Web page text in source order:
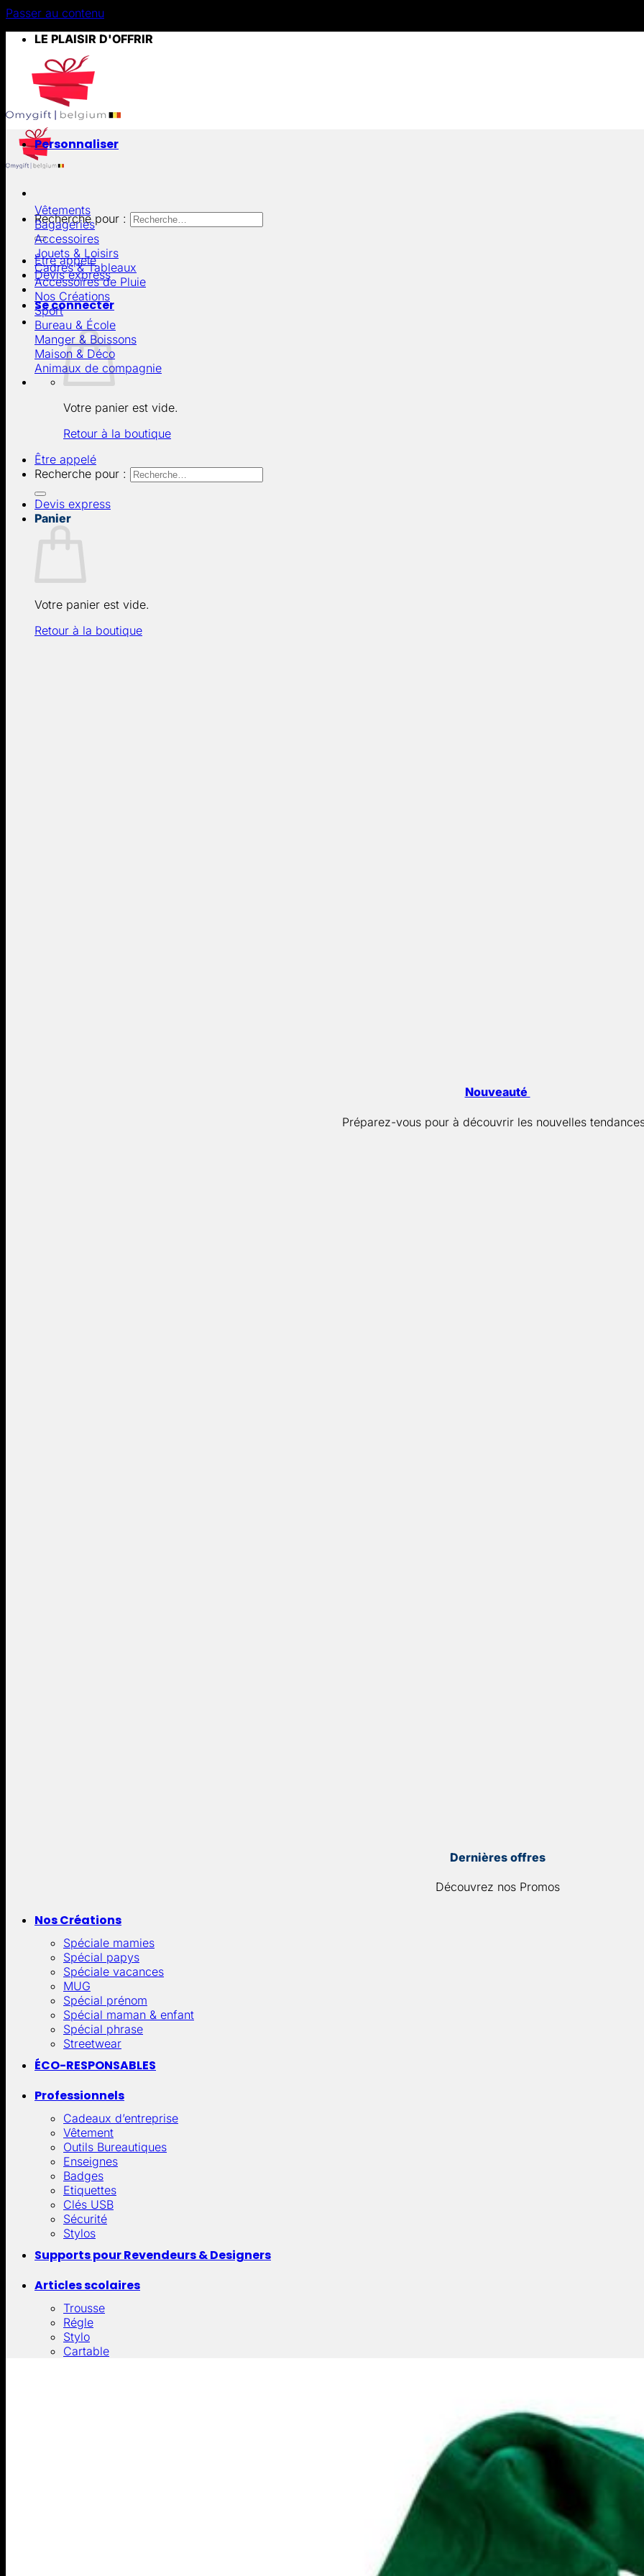
Passer au contenu
LE PLAISIR D'OFFRIR
Recherche pour :
Être appelé
Devis express
Se connecter
Votre panier est vide.
Retour à la boutique
Être appelé
Recherche pour :
Devis express
Panier
Votre panier est vide.
Retour à la boutique
Personnaliser
Vêtements
Bagageries
Accessoires
Jouets & Loisirs
Cadres & Tableaux
Accessoires de Pluie
Nos Créations
Sport
Bureau & École
Manger & Boissons
Maison & Déco
Animaux de compagnie
Nouveauté
Préparez-vous pour à découvrir les nouvelles
Dernières offres
Découvrez nos Promos
Nos Créations
Spéciale mamies
Spécial papys
Spéciale vacances
MUG
Spécial prénom
Spécial maman & enfant
Spécial phrase
Streetwear
ÉCO-RESPONSABLES
Professionnels
Cadeaux d’entreprise
Vêtement
Outils Bureautiques
Enseignes
Badges
Etiquettes
Clés USB
Sécurité
Stylos
Supports pour Revendeurs & Designers
Articles scolaires
Trousse
Régle
Stylo
Cartable